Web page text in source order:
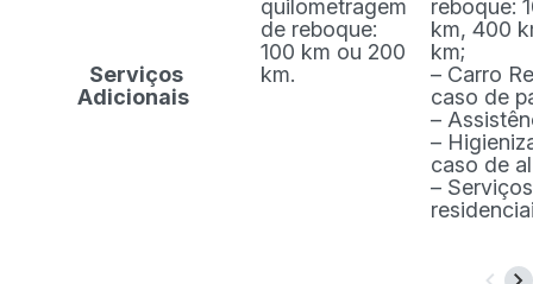
Serviços
Adicionais
quilometragem
de reboque:
100 km ou 200
km.
reboque:
km, 400
km;
– Carro
caso de
–
–
caso de
– Serviços